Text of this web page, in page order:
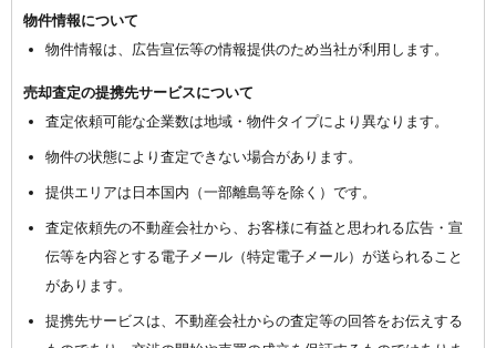
物件情報について
物件情報は、広告宣伝等の情報提供のため当社が利用します。
売却査定の提携先サービスについて
査定依頼可能な企業数は地域・物件タイプにより異なります。
物件の状態により査定できない場合があります。
提供エリアは日本国内（一部離島等を除く）です。
査定依頼先の不動産会社から、お客様に有益と思われる広告・宣
伝等を内容とする電子メール（特定電子メール）が送られること
があります。
提携先サービスは、不動産会社からの査定等の回答をお伝えする